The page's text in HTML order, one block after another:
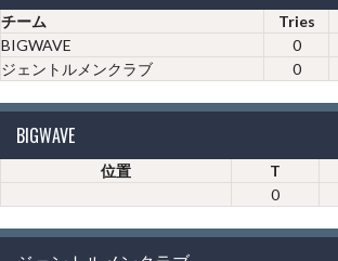
チーム Tries
BIGWAVE
0
ジェントルメンクラブ
0
BIGWAVE
位置 T
0